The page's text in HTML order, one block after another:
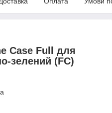
Case Full для
зелений (FC)